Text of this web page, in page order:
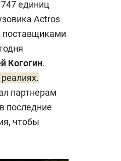
единиц
Actros
поставщиками
Когогин.
партнерам
последние
чтобы